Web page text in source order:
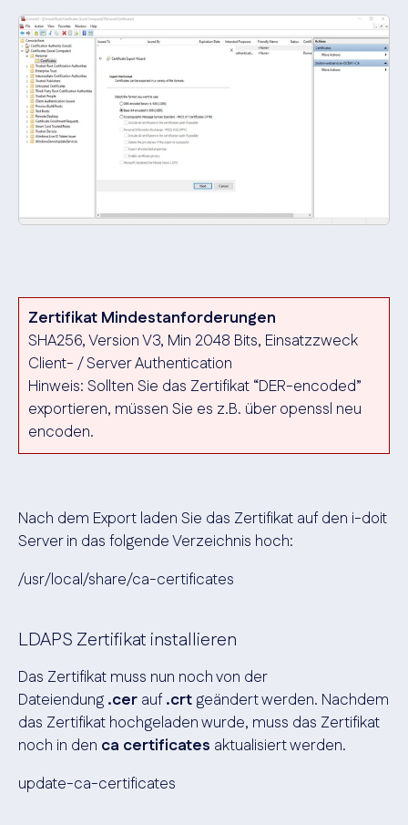
Zertifikat Mindestanforderungen
SHA256, Version V3, Min 2048 Bits, Einsatzzweck
Client- / Server Authentication
Hinweis: Sollten Sie das Zertifikat “DER-encoded”
exportieren, müssen Sie es z.B. über openssl neu
encoden.
Nach dem Export laden Sie das Zertifikat auf den i-doit
Server in das folgende Verzeichnis hoch:
/usr/local/share/ca-certificates
LDAPS Zertifikat installieren
Das Zertifikat muss nun noch von der
Dateiendung .cer auf.crt geändert werden. Nachdem
das Zertifikat hochgeladen wurde, muss das Zertifikat
noch in den ca certificates aktualisiert werden.
update-ca-certificates